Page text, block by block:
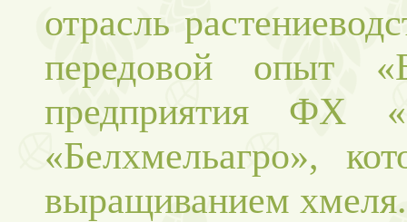
отрасль
передовой опыт
предприятия ФХ
«Белхмельагро»,
выращиванием хмеля.